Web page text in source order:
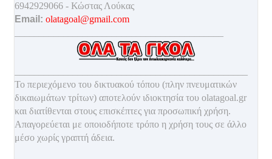
6942929066 - Κώστας Λούκας
Email: olatagoal@gmail.com
Το περιεχόμενο του δικτυακού τόπου (πλην πνευματικών
δικαιωμάτων τρίτων) αποτελούν ιδιοκτησία του olatagoal.gr
και διατίθενται στους επισκέπτες για προσωπική χρήση.
Απαγορεύεται με οποιοδήποτε τρόπο η χρήση τους σε άλλο
μέσο χωρίς γραπτή άδεια.